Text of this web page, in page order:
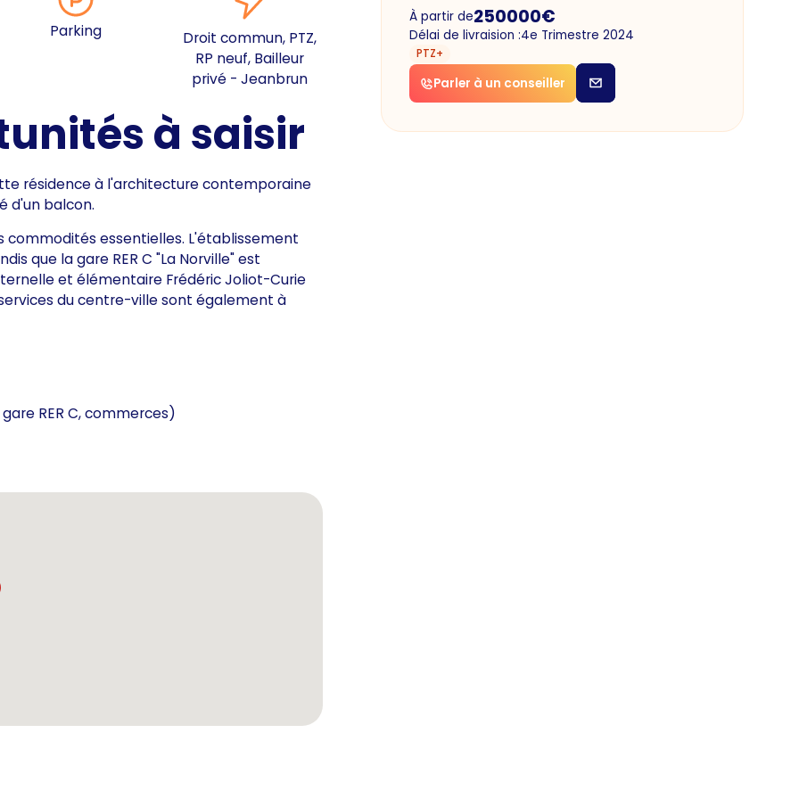
Parking
Droit commun, PTZ,
RP neuf, Bailleur
privé - Jeanbrun
à saisir
résidence à l'architecture contemporaine
d'un balcon.
essentielles. L'établissement
que la gare RER C "La Norville" est
et élémentaire Frédéric Joliot-Curie
du centre-ville sont également à
RER C, commerces)
À partir de250000€
Délai de livraision :4e Trimestre 2024
PTZ+
Parler à un conseiller